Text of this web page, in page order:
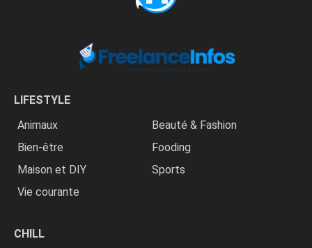
LIFESTYLE
Animaux
Beauté & Fashion
Bien-être
Fooding
Maison et DIY
Sports
Vie courante
CHILL